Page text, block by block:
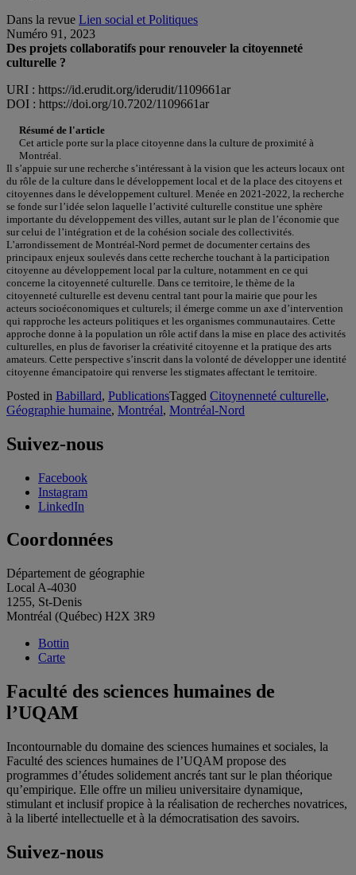
Dans la revue Lien social et Politiques
Numéro 91, 2023
Des projets collaboratifs pour renouveler la citoyenneté
culturelle ?
URI : https://id.erudit.org/iderudit/1109661ar
DOI : https://doi.org/10.7202/1109661ar
Résumé de l'article
Cet article porte sur la place citoyenne dans la culture de proximité à
Montréal.
Il s’appuie sur une recherche s’intéressant à la vision que les acteurs locaux ont
du rôle de la culture dans le développement local et de la place des citoyens et
citoyennes dans le développement culturel. Menée en 2021-2022, la recherche
se fonde sur l’idée selon laquelle l’activité culturelle constitue une sphère
importante du développement des villes, autant sur le plan de l’économie que
sur celui de l’intégration et de la cohésion sociale des collectivités.
L’arrondissement de Montréal-Nord permet de documenter certains des
principaux enjeux soulevés dans cette recherche touchant à la participation
citoyenne au développement local par la culture, notamment en ce qui
concerne la citoyenneté culturelle. Dans ce territoire, le thème de la
citoyenneté culturelle est devenu central tant pour la mairie que pour les
acteurs socioéconomiques et culturels; il émerge comme un axe d’intervention
qui rapproche les acteurs politiques et les organismes communautaires. Cette
approche donne à la population un rôle actif dans la mise en place des activités
culturelles, en plus de favoriser la créativité citoyenne et la pratique des arts
amateurs. Cette perspective s’inscrit dans la volonté de développer une identité
citoyenne émancipatoire qui renverse les stigmates affectant le territoire.
Posted in Babillard, PublicationsTagged Citoynenneté culturelle,
Géographie humaine, Montréal, Montréal-Nord
Suivez-nous
Facebook
Instagram
LinkedIn
Coordonnées
Département de géographie
Local A-4030
1255, St-Denis
Montréal (Québec) H2X 3R9
Bottin
Carte
Faculté des sciences humaines de
l’UQAM
Incontournable du domaine des sciences humaines et sociales, la
Faculté des sciences humaines de l’UQAM propose des
programmes d’études solidement ancrés tant sur le plan théorique
qu’empirique. Elle offre un milieu universitaire dynamique,
stimulant et inclusif propice à la réalisation de recherches novatrices,
à la liberté intellectuelle et à la démocratisation des savoirs.
Suivez-nous